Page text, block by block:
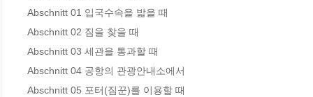
Abschnitt 01 입국수속을 밟을 때
Abschnitt 02 짐을 찾을 때
Abschnitt 03 세관을 통과할 때
Abschnitt 04 공항의 관광안내소에서
Abschnitt 05 포터(짐꾼)를 이용할 때